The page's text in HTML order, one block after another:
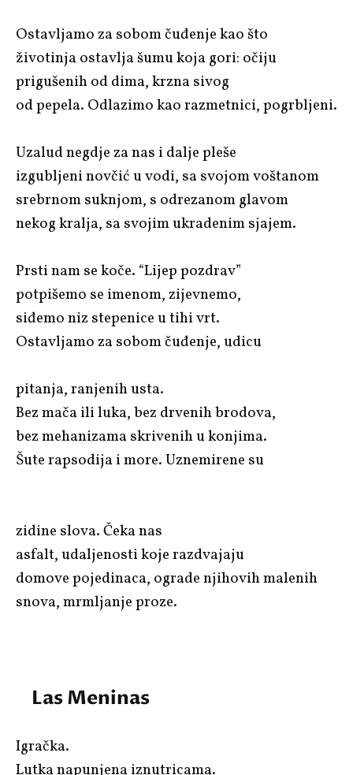
Ostavljamo za sobom čuđenje kao što
životinja ostavlja šumu koja gori: očiju
prigušenih od dima, krzna sivog
od pepela. Odlazimo kao razmetnici, pogrbljeni.
Uzalud negdje za nas i dalje pleše
izgubljeni novčić u vodi, sa svojom voštanom
srebrnom suknjom, s odrezanom glavom
nekog kralja, sa svojim ukradenim sjajem.
Prsti nam se koče. “Lijep pozdrav”
potpišemo se imenom, zijevnemo,
siđemo niz stepenice u tihi vrt.
Ostavljamo za sobom čuđenje, udicu
pitanja, ranjenih usta.
Bez mača ili luka, bez drvenih brodova,
bez mehanizama skrivenih u konjima.
Šute rapsodija i more. Uznemirene su
zidine slova. Čeka nas
asfalt, udaljenosti koje razdvajaju
domove pojedinaca, ograde njihovih malenih
snova, mrmljanje proze.
Las Meninas
Igračka.
Lutka napunjena iznutricama.